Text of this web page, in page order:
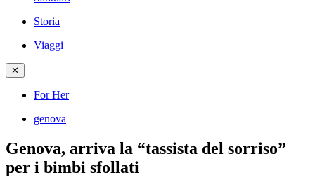
Storia
Viaggi
✕
For Her
genova
Genova, arriva la “tassista del sorriso”
per i bimbi sfollati